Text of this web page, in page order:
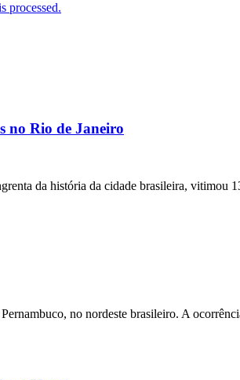
processed.
no Rio de Janeiro
da história da cidade brasileira, vitimou
no nordeste brasileiro. A